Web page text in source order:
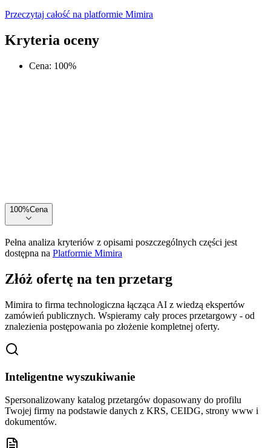
Przeczytaj całość na platformie Mimira
Kryteria oceny
Cena: 100%
100%Cena
Pełna analiza kryteriów z opisami poszczególnych części jest
dostępna na Platformie Mimira
Złóż ofertę na ten przetarg
Mimira to firma technologiczna łącząca AI z wiedzą ekspertów
zamówień publicznych. Wspieramy cały proces przetargowy - od
znalezienia postępowania po złożenie kompletnej oferty.
Inteligentne wyszukiwanie
Spersonalizowany katalog przetargów dopasowany do profilu
Twojej firmy na podstawie danych z KRS, CEIDG, strony www i
dokumentów.